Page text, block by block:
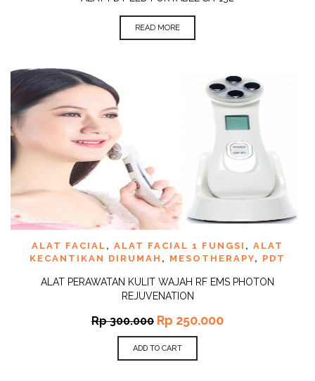
READ MORE
ALAT FACIAL , ALAT FACIAL 1 FUNGSI , ALAT
KECANTIKAN DIRUMAH , MESOTHERAPY, PDT
ALAT PERAWATAN KULIT WAJAH RF EMS PHOTON
REJUVENATION
Rp300.000 Rp 250.000
ADD TO CART